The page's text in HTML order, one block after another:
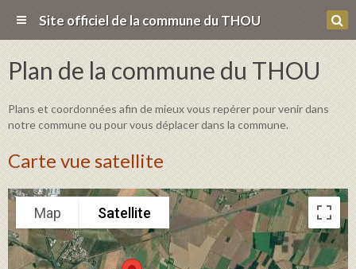
Site officiel de la commune du THOU
Plan de la commune du THOU
Plans et coordonnées afin de mieux vous repérer pour venir dans
notre commune ou pour vous déplacer dans la commune.
Carte vue satellite
Map Satellite